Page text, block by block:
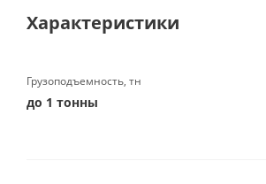
Характеристики
Грузоподъемность, тн
до 1 тонны